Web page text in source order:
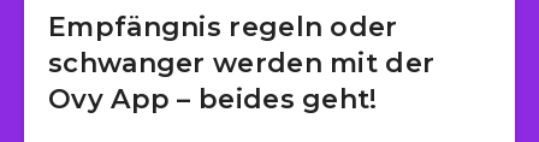
Empfängnis regeln oder
schwanger werden mit der
Ovy App – beides geht!